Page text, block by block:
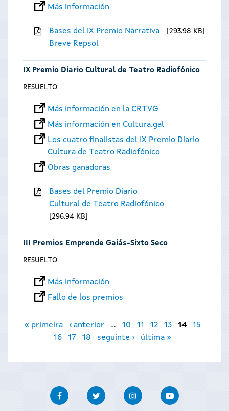
Más información
Bases del IX Premio Narrativa
Breve Repsol
293.98 KB
IX Premio Diario Cultural de Teatro Radiofónico
RESUELTO
Más información en la CRTVG
Más información en Cultura.gal
Los cuatro finalistas del IX Premio Diario
Cultura de Teatro Radiofónico
Obras ganadoras
Bases del Premio Diario
Cultural de Teatro Radiofónico
296.94 KB
III Premios Emprende Gaiás-Sixto Seco
RESUELTO
Más información
Fallo de los premios
Páginas
« primeira ‹ anterior … 10 11 12 13 14
15
16
17 18 seguinte › última »
FacebookTwitter InstagramYoutube